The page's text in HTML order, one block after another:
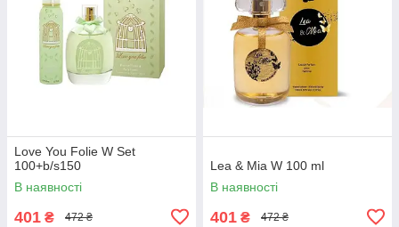
Love You Folie W Set
100+b/s150
В наявності
401 ₴ 472 ₴
Lea & Mia W 100 ml
В наявності
401 ₴ 472 ₴